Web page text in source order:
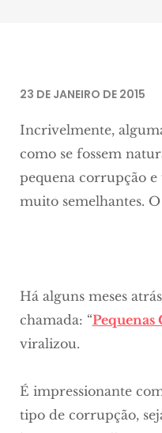
23 DE JANEIRO DE 2015
Incrivelmente,
como se fossem
pequena corrupção e
muito semelhantes.
Há alguns meses
chamada: “Pequenas
viralizou.
É impressionante
tipo de corrupção,